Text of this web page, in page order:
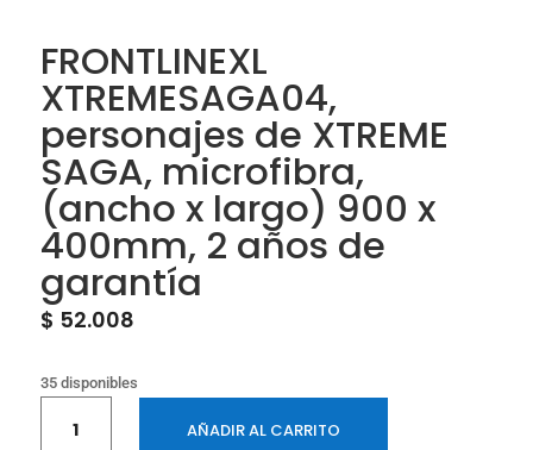
FRONTLINEXL
XTREMESAGA04,
personajes de XTREME
SAGA, microfibra,
(ancho x largo) 900 x
400mm, 2 años de
garantía
$ 52.008
35 disponibles
XTREMESAGA04,
AÑADIR AL CARRITO